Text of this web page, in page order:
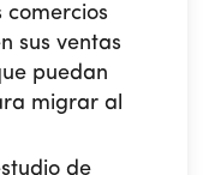
comercios
sus ventas
puedan
migrar al
de